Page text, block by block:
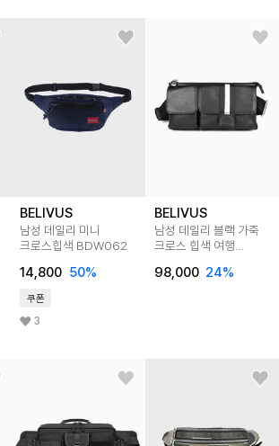
BELIVUS
남성 데일리 미니
크로스힙색 BDW062
14,800 50%
쿠폰
3
BELIVUS
남성 데일리 블랙 가죽
크로스 힙색 여행
98,000 24%